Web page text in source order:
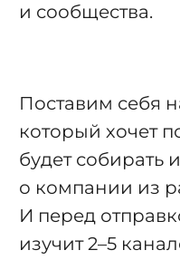
и сообщества.
Поставим себя
который хочет
будет
о компании из
И перед
изучит 2–5